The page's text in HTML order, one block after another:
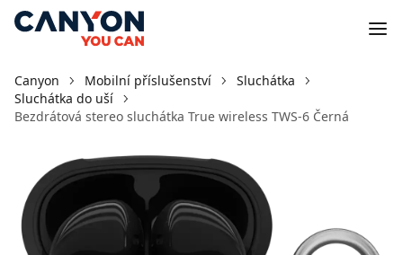
Canyon Mobilní příslušenství
Sluchátka
Sluchátka do uší
Bezdrátová stereo sluchátka True wireless TWS-6 Černá